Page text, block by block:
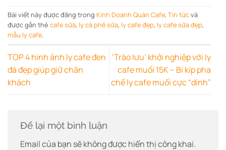
Bài viết này được đăng trong Kinh Doanh Quán Cafe, Tin tứcvà
được gắn thẻ cafe sữa, ly cà phê sữa, ly cafe đẹp, ly cafe sữa đẹp,
mẫu ly cafe.
TOP 4 hình ảnh ly cafe đen
đá đẹp giúp giữ chân
khách
‘Trào lưu’ khởi nghiệp với ly
cafe muối 15K – Bí kíp pha
chế ly cafe muối cực “dính”
Để lại một bình luận
Email của bạn sẽ không được hiển thị công khai.